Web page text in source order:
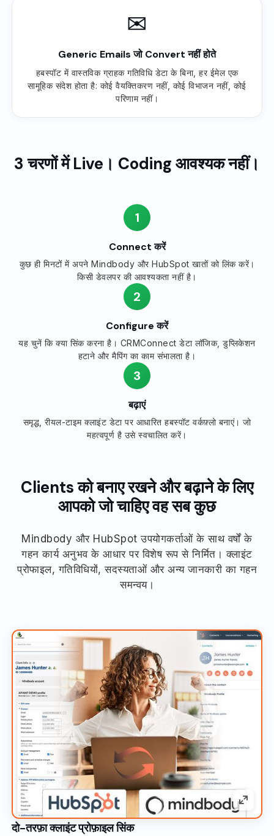
✉
Generic Emails जो Convert नहीं होते
हबस्पॉट में वास्तविक ग्राहक गतिविधि डेटा के बिना, हर ईमेल एक
सामूहिक संदेश होता है: कोई वैयक्तिकरण नहीं, कोई विभाजन नहीं, कोई
परिणाम नहीं।
3 चरणों में Live। Coding आवश्यक नहीं।
1
Connect करें
कुछ ही मिनटों में अपने Mindbody और HubSpot खातों को लिंक करें।
किसी डेवलपर की आवश्यकता नहीं है।
2
Configure करें
यह चुनें कि क्या सिंक करना है। CRMConnect डेटा लॉजिक, डुप्लिकेशन
हटाने और मैपिंग का काम संभालता है।
3
बढ़ाएं
समृद्ध, रीयल-टाइम क्लाइंट डेटा पर आधारित हबस्पॉट वर्कफ़्लो बनाएं। जो
महत्वपूर्ण है उसे स्वचालित करें।
Clients को बनाए रखने और बढ़ाने के लिए
आपको जो चाहिए वह सब कुछ
Mindbody और HubSpot उपयोगकर्ताओं के साथ वर्षों के
गहन कार्य अनुभव के आधार पर विशेष रूप से निर्मित। क्लाइंट
प्रोफाइल, गतिविधियों, सदस्यताओं और अन्य जानकारी का गहन
समन्वय।
दो-तरफ़ा क्लाइंट प्रोफ़ाइल सिंक